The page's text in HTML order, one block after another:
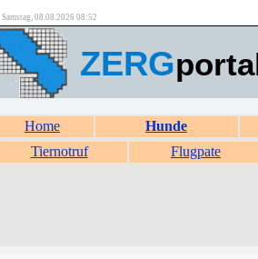
Samstag, 08.08.2026 08:52
ZERG
Home Hunde
Tiernotruf
Flugpate